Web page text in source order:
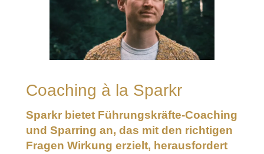
Coaching à la Sparkr
Sparkr bietet Führungskräfte-Coaching
und Sparring an, das mit den richtigen
Fragen Wirkung erzielt, herausfordert